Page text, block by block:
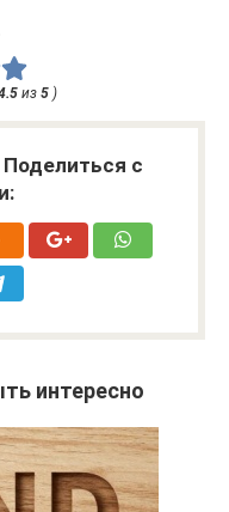
из 5 )
с
интересно